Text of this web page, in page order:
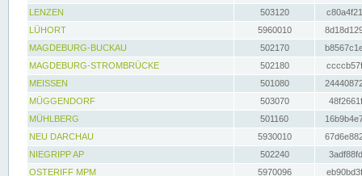
LENZEN
503120
LÜHORT
5960010
MAGDEBURG-BUCKAU
502170
MAGDEBURG-STROMBRÜCKE
502180
MEISSEN
501080
MÜGGENDORF
503070
MÜHLBERG
501160
NEU DARCHAU
5930010
NIEGRIPP AP
502240
OSTERIFF MPM
5970096